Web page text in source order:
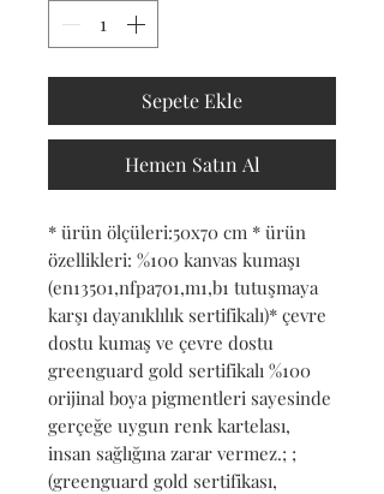
Sepete Ekle
Hemen Satın Al
* ürün ölçüleri:50x70 cm * ürün
özellikleri: %100 kanvas kumaşı
(en13501,nfpa701,m1,b1 tutuşmaya
karşı dayanıklılık sertifikalı)* çevre
dostu kumaş ve çevre dostu
greenguard gold sertifikalı %100
orijinal boya pigmentleri sayesinde
gerçeğe uygun renk kartelası,
insan sağlığına zarar vermez.; ;
(greenguard gold sertifikası,